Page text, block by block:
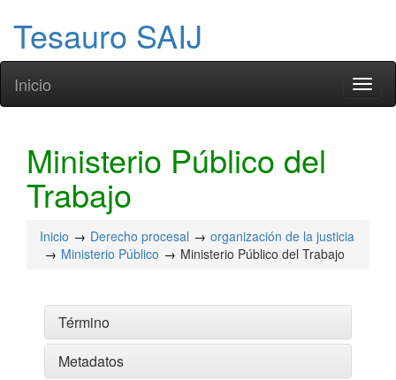
Tesauro SAIJ
Inicio
Ministerio Público del
Trabajo
Inicio Derecho procesal
organización de la justicia
Ministerio Público
Ministerio Público del Trabajo
Término
Metadatos